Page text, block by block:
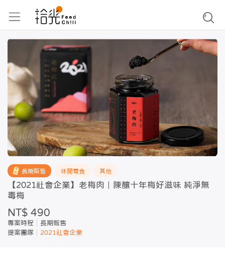
長期販售 休閒零食 其他
【2021社會企業】老梅肉｜陳釀十年梅好滋味 純淨無
毒梅
NT$ 490
專案時程
長期販售
提案團隊
2021社會企業